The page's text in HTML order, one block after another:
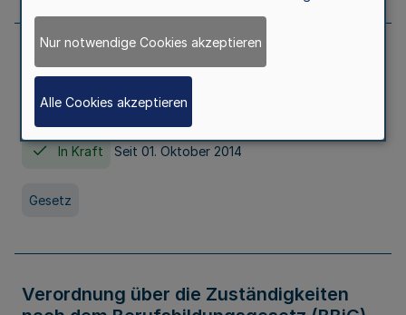
Gesetz über die Hochschulen des Landes
Nordrhein-Westfalen (Hochschulgesetz -
HG)
In Kraft Seit 01. Oktober 2014
Gesetz
Verordnung über die Zuständigkeiten
Nur notwendige Cookies akzeptieren
Alle Cookies akzeptieren